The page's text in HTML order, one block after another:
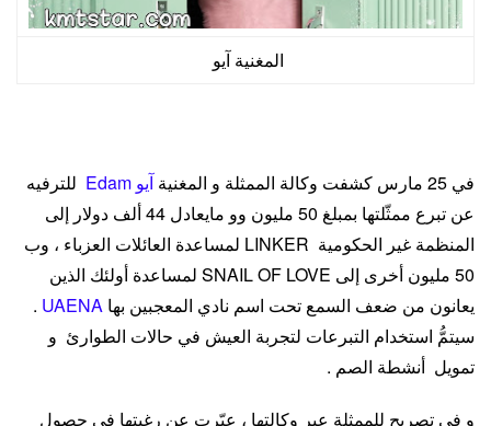
المغنية آيو
في 25 مارس كشفت وكالة الممثلة و المغنية آيو Edam للترفيه
عن تبرع ممثّلتها بمبلغ 50 مليون وو مايعادل 44 ألف دولار إلى
المنظمة غير الحكومية LINKER لمساعدة العائلات العزباء ، وب
50 مليون أخرى إلى SNAIL OF LOVE لمساعدة أولئك الذين
يعانون من ضعف السمع تحت اسم نادي المعجبين بها UAENA
.
سيتمُّ استخدام التبرعات لتجربة العيش في حالات الطوارئ و
تمويل أنشطة الصم .
و في تصريح للممثلة عبر وكالتها ، عبّرت عن رغبتها في حصول